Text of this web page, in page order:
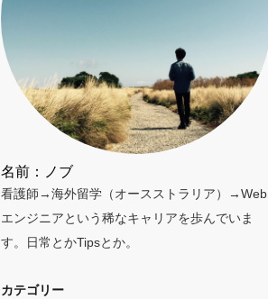
名前：ノブ
看護師→海外留学（オースストラリア）→Web
エンジニアという稀なキャリアを歩んでいま
す。日常とかTipsとか。
カテゴリー